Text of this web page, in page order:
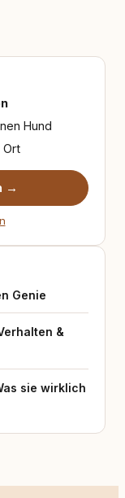
Hund
Ort
→
Genie
&
sie wirklich